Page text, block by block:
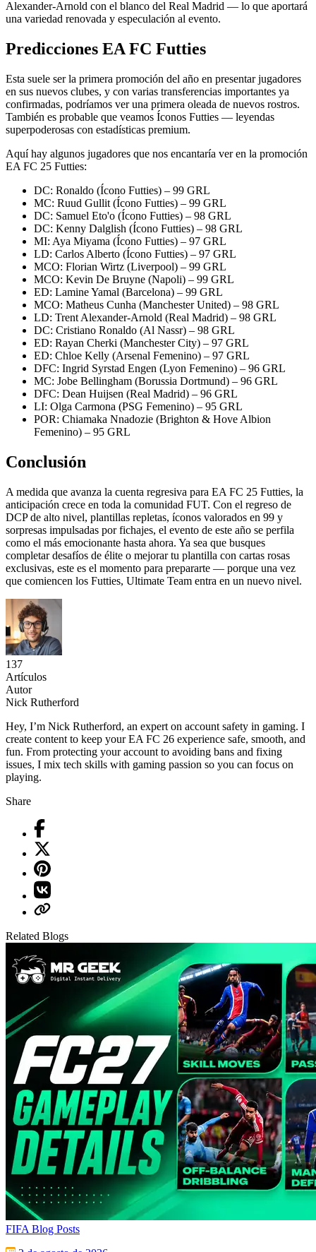
Alexander-Arnold con el blanco del Real Madrid — lo que aportará
una variedad renovada y especulación al evento.
Predicciones EA FC Futties
Esta suele ser la primera promoción del año en presentar jugadores
en sus nuevos clubes, y con varias transferencias importantes ya
confirmadas, podríamos ver una primera oleada de nuevos rostros.
También es probable que veamos Íconos Futties — leyendas
superpoderosas con estadísticas premium.
Aquí hay algunos jugadores que nos encantaría ver en la promoción
EA FC 25 Futties:
DC: Ronaldo (Ícono Futties) – 99 GRL
MC: Ruud Gullit (Ícono Futties) – 99 GRL
DC: Samuel Eto'o (Ícono Futties) – 98 GRL
DC: Kenny Dalglish (Ícono Futties) – 98 GRL
MI: Aya Miyama (Ícono Futties) – 97 GRL
LD: Carlos Alberto (Ícono Futties) – 97 GRL
MCO: Florian Wirtz (Liverpool) – 99 GRL
MCO: Kevin De Bruyne (Napoli) – 99 GRL
ED: Lamine Yamal (Barcelona) – 99 GRL
MCO: Matheus Cunha (Manchester United) – 98 GRL
LD: Trent Alexander-Arnold (Real Madrid) – 98 GRL
DC: Cristiano Ronaldo (Al Nassr) – 98 GRL
ED: Rayan Cherki (Manchester City) – 97 GRL
ED: Chloe Kelly (Arsenal Femenino) – 97 GRL
DFC: Ingrid Syrstad Engen (Lyon Femenino) – 96 GRL
MC: Jobe Bellingham (Borussia Dortmund) – 96 GRL
DFC: Dean Huijsen (Real Madrid) – 96 GRL
LI: Olga Carmona (PSG Femenino) – 95 GRL
POR: Chiamaka Nnadozie (Brighton & Hove Albion
Femenino) – 95 GRL
Conclusión
A medida que avanza la cuenta regresiva para EA FC 25 Futties, la
anticipación crece en toda la comunidad FUT. Con el regreso de
DCP de alto nivel, plantillas repletas, íconos valorados en 99 y
sorpresas impulsadas por fichajes, el evento de este año se perfila
como el más emocionante hasta ahora. Ya sea que busques
completar desafíos de élite o mejorar tu plantilla con cartas rosas
exclusivas, este es el momento para prepararte — porque una vez
que comiencen los Futties, Ultimate Team entra en un nuevo nivel.
137
Artículos
Autor
Nick Rutherford
Hey, I’m Nick Rutherford, an expert on account safety in gaming. I
create content to keep your EA FC 26 experience safe, smooth, and
fun. From protecting your account to avoiding bans and fixing
issues, I mix tech skills with gaming passion so you can focus on
playing.
Share
Related Blogs
FIFA Blog Posts